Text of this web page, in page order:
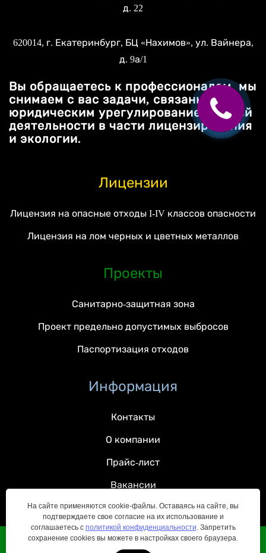
д. 22
620014, г. Екатеринбург, БЦ «Нахимов», ул. Вайнера,
д. 9а/1
Вы обращаетесь к профессионалам, мы
снимаем с вас задачи, связанные с
юридическим урегулированием вашей
деятельности в части лицензирования
и экологии.
Лицензии
Лицензия на опасные отходы I-IV классов опасности
Лицензия на лом черных и цветных металлов
Проекты
Санитарно-защитная зона
Проект предельно допустимых выбросов
Паспортизация отходов
Информация
Контакты
О компании
Прайс-лист
Вакансии
На сайте применяются cookie-файлы. Оставаясь на сайте, вы
подтверждаете свое согласие на их использование и
соглашаетесь с политикой конфиденциальности. Запретить
сохранение cookies вы можете в настройках своего браузера.